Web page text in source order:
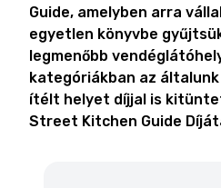
Guide, amelyben arra
egyetlen könyvbe
legmenőbb
kategóriákban az
ítélt helyet díjjal is
Street Kitchen Guide